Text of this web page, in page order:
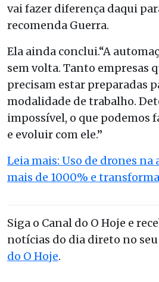
vai fazer diferença daqui
recomenda Guerra.
Ela ainda conclui.“A
sem volta. Tanto empresas
precisam estar preparadas
modalidade de trabalho.
impossível, o que podemos
e evoluir com ele.”
Leia mais: Uso de drones
mais de 1000% e
Siga o Canal do O Hoje e
notícias do dia direto no
do O Hoje.